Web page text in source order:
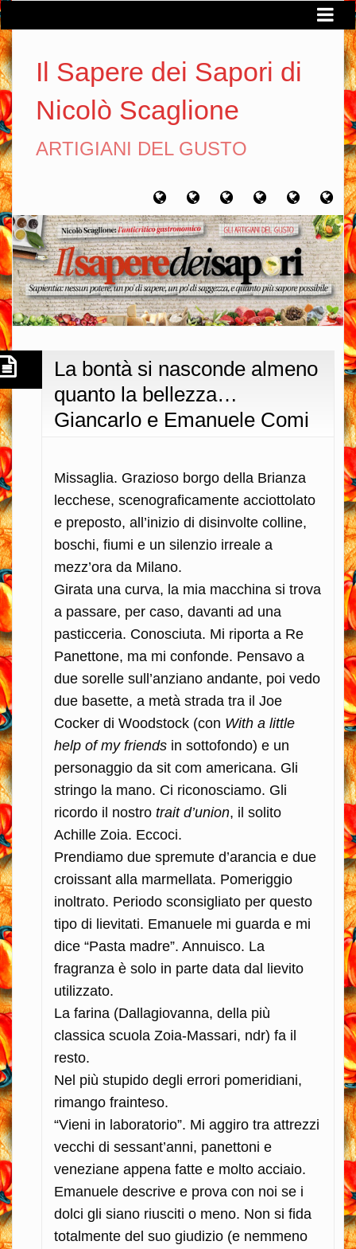
Il Sapere dei Sapori di
Nicolò Scaglione
ARTIGIANI DEL GUSTO
Home Chi
sono
Artigiani
del
gusto
Viaggi
del
gusto
Filosofia
del
gusto
La bontà si nasconde almeno
quanto la bellezza…
Giancarlo e Emanuele Comi
Missaglia. Grazioso borgo della Brianza
lecchese, scenograficamente acciottolato
e preposto, all’inizio di disinvolte colline,
boschi, fiumi e un silenzio irreale a
mezz’ora da Milano.
Girata una curva, la mia macchina si trova
a passare, per caso, davanti ad una
pasticceria. Conosciuta. Mi riporta a Re
Panettone, ma mi confonde. Pensavo a
due sorelle sull’anziano andante, poi vedo
due basette, a metà strada tra il Joe
Cocker di Woodstock (con With a little
help of my friends in sottofondo) e un
personaggio da sit com americana. Gli
stringo la mano. Ci riconosciamo. Gli
ricordo il nostro trait d’union, il solito
Achille Zoia. Eccoci.
Prendiamo due spremute d’arancia e due
croissant alla marmellata. Pomeriggio
inoltrato. Periodo sconsigliato per questo
tipo di lievitati. Emanuele mi guarda e mi
dice “Pasta madre”. Annuisco. La
fragranza è solo in parte data dal lievito
utilizzato.
La farina (Dallagiovanna, della più
classica scuola Zoia-Massari, ndr) fa il
resto.
Nel più stupido degli errori pomeridiani,
rimango frainteso.
“Vieni in laboratorio”. Mi aggiro tra attrezzi
vecchi di sessant’anni, panettoni e
veneziane appena fatte e molto acciaio.
Emanuele descrive e prova con noi se i
dolci gli siano riusciti o meno. Non si fida
totalmente del suo giudizio (e nemmeno